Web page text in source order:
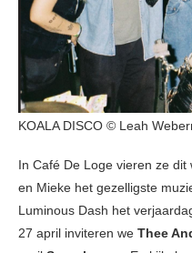
KOALA DISCO © Leah
In Café De Loge vieren ze
en Mieke het gezelligste
Luminous Dash het
27 april inviteren we Thee